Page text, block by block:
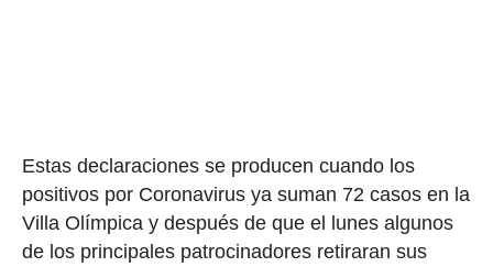
Estas declaraciones se producen cuando los
positivos por Coronavirus ya suman 72 casos en la
Villa Olímpica y después de que el lunes algunos
de los principales patrocinadores retiraran sus